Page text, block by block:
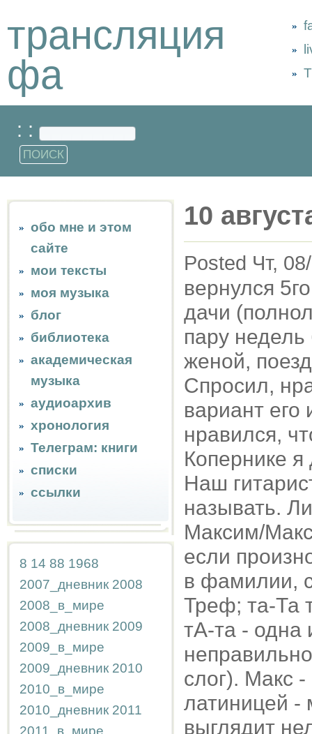
трансляция
фа
: :
обо мне и этом
сайте
мои тексты
моя музыка
блог
библиотека
академическая
музыка
аудиоархив
хронология
Телеграм: книги
списки
ссылки
8 14 88 1968
2007_дневник 2008
2008_в_мире
2008_дневник 2009
2009_в_мире
2009_дневник 2010
2010_в_мире
2010_дневник 2011
2011_в_мире
10
Posted Чт,
вернулся
дачи
пару
женой,
Спросил,
вариант
нравился,
Копернике
Наш
называть.
Максим/
если
в фамилии,
Треф; та-Та
тА-та - одна
слог). Макс
латиницей -
выглядит